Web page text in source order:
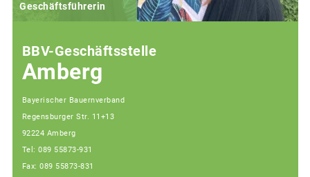
Geschäftsführerin
BBV-Geschäftsstelle
Amberg
Bayerischer Bauernverband
Regensburger Str. 11+13
92224 Amberg
Tel: 089 55873-931
Fax: 089 55873-831